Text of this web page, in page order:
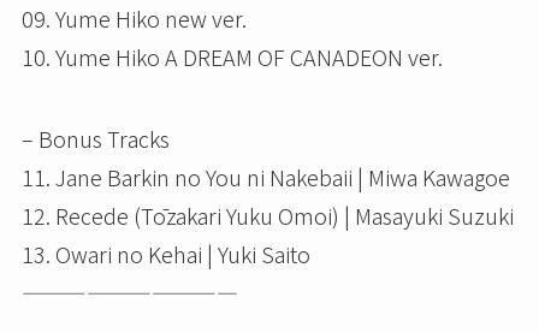
09. Yume Hiko new ver.
10. Yume Hiko A DREAM OF CANADEON ver.
– Bonus Tracks
11. Jane Barkin no You ni Nakebaii | Miwa Kawagoe
12. Recede (Tōzakari Yuku Omoi) | Masayuki Suzuki
13. Owari no Kehai | Yuki Saito
——————————